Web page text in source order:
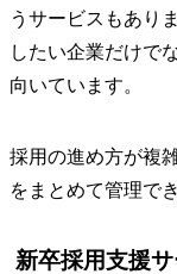
うサービスもあり
したい企業だけで
向いています。
採用の進め方が複
をまとめて管理で
新卒採用支援